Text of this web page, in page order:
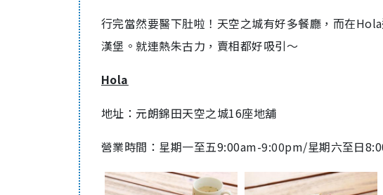
行完當然要醫下肚啦！天空之城有好多餐廳，而在
漢堡。就連熱朱古力，賣相都好吸引～
Hola
地址：元朗錦田天空之城16座地舖
營業時間：星期一至五9:00am-9:00pm/星期六至日